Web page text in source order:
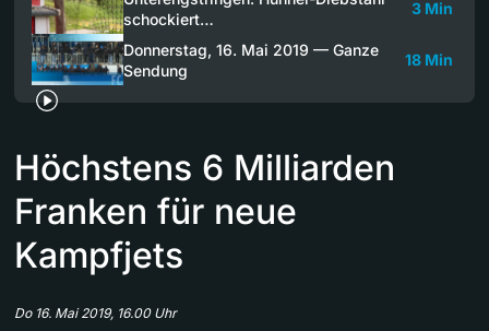
schockiert…
3 Min
Donnerstag, 16. Mai 2019 — Ganze
Sendung
18 Min
Höchstens 6 Milliarden
Franken für neue
Kampfjets
Do 16. Mai 2019, 16.00 Uhr